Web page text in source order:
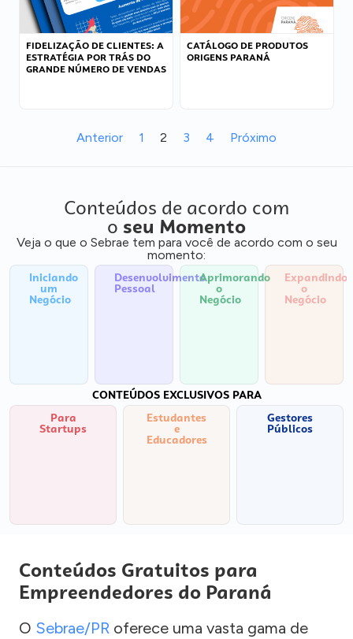
FIDELIZAÇÃO DE CLIENTES: A
ESTRATÉGIA POR TRÁS DO
GRANDE NÚMERO DE VENDAS
CATÁLOGO DE PRODUTOS
ORIGENS PARANÁ
Anterior 1 2 3 4 Próximo
Conteúdos de acordo com
o seu Momento
Veja o que o Sebrae tem para você de acordo com o seu
momento:
Iniciando
um
Negócio
Desenvolvimento
Pessoal
Aprimorando
o
Negócio
Expandindo
o
Negócio
CONTEÚDOS EXCLUSIVOS PARA
Para
Startups
Estudantes
e
Educadores
Gestores
Públicos
Conteúdos Gratuitos para
Empreendedores do Paraná
O Sebrae/PR oferece uma vasta gama de